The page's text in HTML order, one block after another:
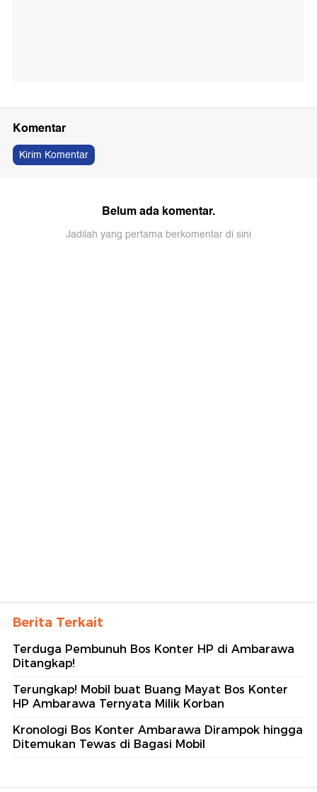
Komentar
Kirim Komentar
Belum ada komentar.
Jadilah yang pertama berkomentar di sini
Berita Terkait
Terduga Pembunuh Bos Konter HP di Ambarawa
Ditangkap!
Terungkap! Mobil buat Buang Mayat Bos Konter
HP Ambarawa Ternyata Milik Korban
Kronologi Bos Konter Ambarawa Dirampok hingga
Ditemukan Tewas di Bagasi Mobil